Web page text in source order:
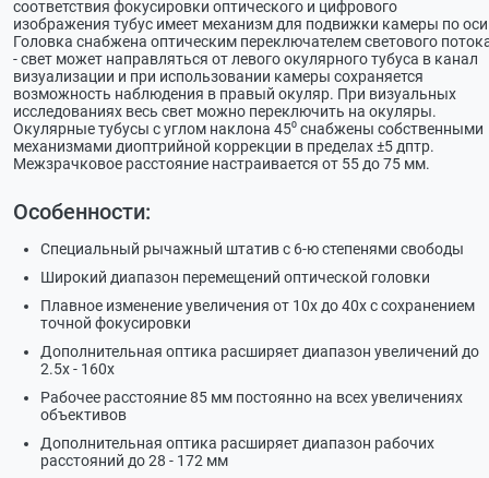
соответствия фокусировки оптического и цифрового
изображения тубус имеет механизм для подвижки камеры по
Головка снабжена оптическим переключателем светового
- свет может направляться от левого окулярного тубуса в канал
визуализации и при использовании камеры сохраняется
возможность наблюдения в правый окуляр. При визуальных
исследованиях весь свет можно переключить на окуляры.
Окулярные тубусы с углом наклона 45⁰ снабжены собственными
механизмами диоптрийной коррекции в пределах ±5 дптр.
Межзрачковое расстояние настраивается от 55 до 75 мм.
Особенности:
Специальный рычажный штатив с 6-ю степенями свободы
Широкий диапазон перемещений оптической головки
Плавное изменение увеличения от 10х до 40х с сохранением
точной фокусировки
Дополнительная оптика расширяет диапазон увеличений до
2.5х - 160х
Рабочее расстояние 85 мм постоянно на всех увеличениях
объективов
Дополнительная оптика расширяет диапазон рабочих
расстояний до 28 - 172 мм